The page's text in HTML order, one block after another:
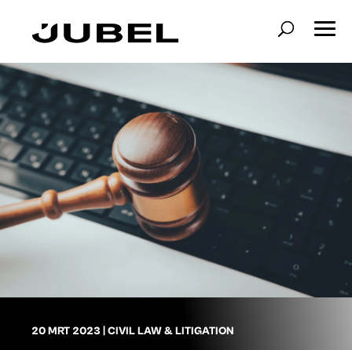
20 MRT 2023 |CIVIL LAW & LITIGATION